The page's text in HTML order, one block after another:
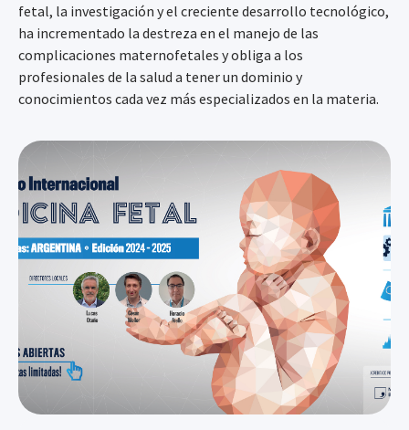
fetal, la investigación y el creciente desarrollo tecnológico,
ha incrementado la destreza en el manejo de las
complicaciones maternofetales y obliga a los
profesionales de la salud a tener un dominio y
conocimientos cada vez más especializados en la materia.